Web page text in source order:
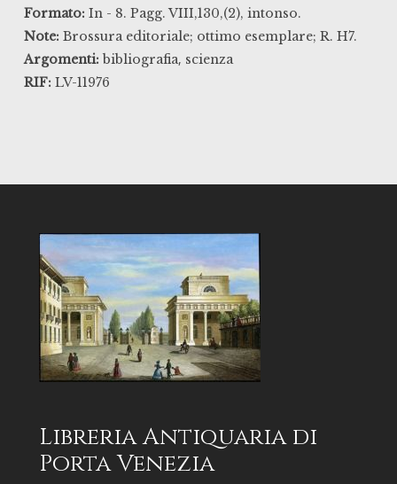
Formato: In - 8. Pagg. VIII,130,(2), intonso.
Note: Brossura editoriale; ottimo esemplare; R. H7.
Argomenti: bibliografia, scienza
RIF: LV-11976
Libreria Antiquaria di
Porta Venezia